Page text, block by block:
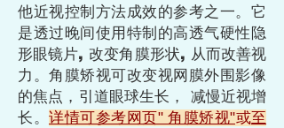
他近视控制方法成效的参考之一。它
是透过晚间使用特制的高透气硬性隐
形眼镜片, 改变角膜形状, 从而改善视
力。角膜矫视可改变视网膜外围影像
的焦点，引道眼球生长， 减慢近视增
长。 详情可参考网页" 角膜矫视"或至